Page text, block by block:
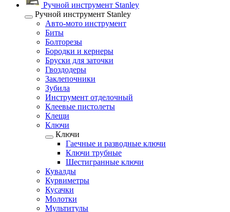
Ручной инструмент Stanley
Ручной инструмент Stanley
Авто-мото инструмент
Биты
Болторезы
Бородки и кернеры
Бруски для заточки
Гвоздодеры
Заклепочники
Зубила
Инструмент отделочный
Клеевые пистолеты
Клещи
Ключи
Ключи
Гаечные и разводные ключи
Ключи трубные
Шестигранные ключи
Кувалды
Курвиметры
Кусачки
Молотки
Мультитулы